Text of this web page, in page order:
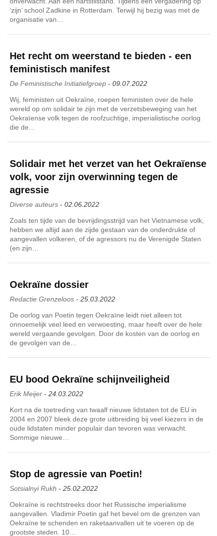
‘zijn’ school Zadkine in Rotterdam. Terwijl hij bezig was met de
organisatie van…
Het recht om weerstand te bieden - een
feministisch manifest
De Feministische Initiatiefgroep - 09.07.2022
Wij, feministen uit Oekraïne, roepen feministen over de hele
wereld op om solidair te zijn met de verzetsbeweging van het
Oekraïense volk tegen de roofzuchtige, imperialistische oorlog
die de…
Solidair met het verzet van het Oekraïense
volk, voor zijn overwinning tegen de
agressie
Diverse auteurs - 02.06.2022
Zoals ten tijde van de bevrijdingsstrijd van het Vietnamese volk,
hebben we altijd aan de zijde gestaan van de onderdrukte of
aangevallen volkeren, of de agressors nu de Verenigde Staten
(en zijn…
Oekraïne dossier
Redactie Grenzeloos - 25.03.2022
De oorlog van Poetin tegen Oekraïne leidt niet alleen tot
onnoemelijk veel leed en verwoesting, maar heeft over de hele
wereld vergaande gevolgen. Door de kosten van de oorlog en
de gevolgen van de…
EU bood Oekraïne schijnveiligheid
Erik Meijer - 24.03.2022
Kort na de toetreding van twaalf nieuwe lidstaten tot de EU in
2004 en 2007 bleek deze grote uitbreiding bij veel kiezers in de
oude lidstaten minder populair dan tevoren was verwacht.
Sommige nieuwe…
Stop de agressie van Poetin!
Sotsialnyi Rukh - 25.02.2022
Oekraïne is rechtstreeks door het Russische imperialisme
aangevallen. Vladimir Poetin gaf het bevel om de grenzen van
Oekraïne te schenden en raketaanvallen uit te voeren op de
grootste steden. 10…